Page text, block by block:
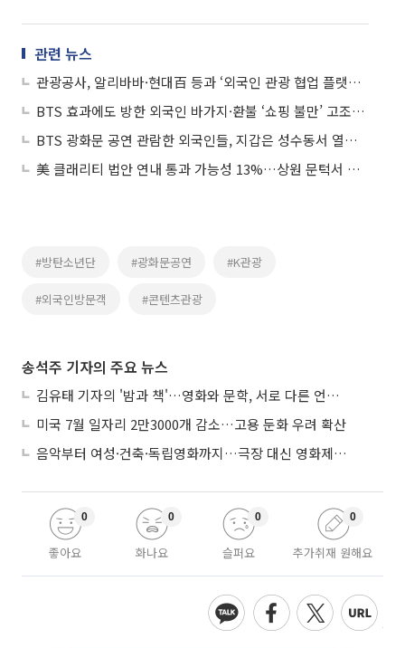
관련 뉴스
관광공사, 알리바바·현대百 등과 ‘외국인 관광 협업 플랫폼’ 마련
BTS 효과에도 방한 외국인 바가지·환불 ‘쇼핑 불만’ 고조…“KQ 인증제 확대 필요”
BTS 광화문 공연 관람한 외국인들, 지갑은 성수동서 열었다
美 클래리티 법안 연내 통과 가능성 13%…상원 문턱서 제동
#방탄소년단 #광화문공연 #K관광
#외국인방문객 #콘텐츠관광
송석주 기자의 주요 뉴스
김유태 기자의 '밤과 책'…영화와 문학, 서로 다른 언어를 읽다
미국 7월 일자리 2만3000개 감소…고용 둔화 우려 확산
음악부터 여성·건축·독립영화까지…극장 대신 영화제로 즐기는 스크린 여행
좋아요
0
화나요
0
슬퍼요
0
추가취재 원해요
0